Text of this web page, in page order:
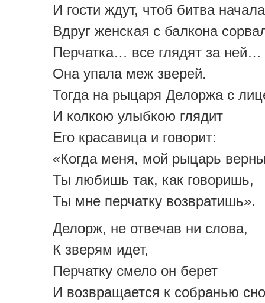
И гости ждут, чтоб битва
Вдруг женская с балкона
Перчатка… все глядят за ней…
Она упала меж зверей.
Тогда на рыцаря Делоржа с
И колкою улыбкою глядит
Его красавица и говорит:
«Когда меня, мой рыцарь
Ты любишь так, как говоришь,
Ты мне перчатку возвратишь».
Делорж, не отвечав ни слова,
К зверям идет,
Перчатку смело он берет
И возвращается к собранью